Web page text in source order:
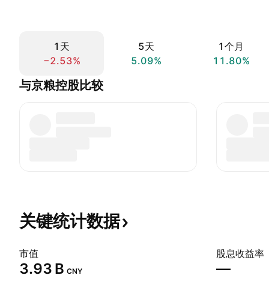
1天
−2.53%
5天
5.09%
1个月
11.80%
与京粮控股比较
关键统计数据
市值
‪3.93 B‬ CNY
股息收益率
—